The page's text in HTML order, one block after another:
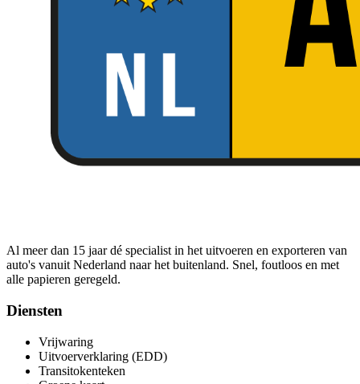
Al meer dan 15 jaar dé specialist in het uitvoeren en exporteren van
auto's vanuit Nederland naar het buitenland. Snel, foutloos en met
alle papieren geregeld.
Diensten
Vrijwaring
Uitvoerverklaring (EDD)
Transitokenteken